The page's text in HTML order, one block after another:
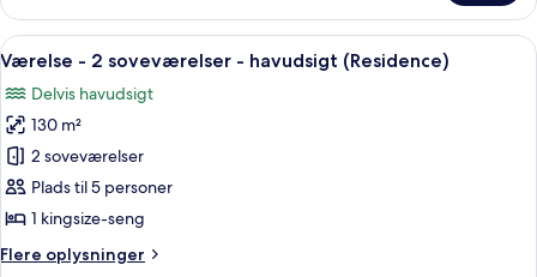
(Prestige)
-
kingsize-
-
havudsigt
(Prestige)
Indlæs
alle
billeder
af
Værelse
-
2
-
Et moderne hotelværelse med en
9
Værelse - 2 soveværelser - havudsigt (Residence)
Delvis havudsigt
130 m²
2 soveværelser
Plads til 5 personer
1 kingsize-seng
Flere oplysninger
Flere